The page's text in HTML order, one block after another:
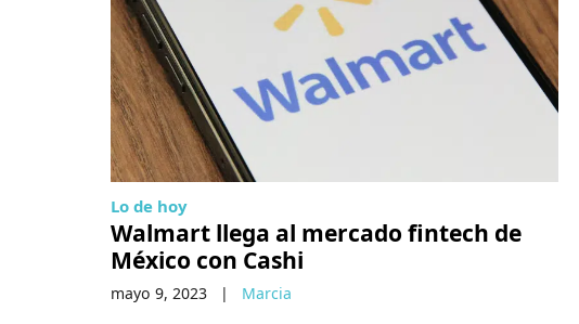
Lo de hoy
Walmart llega al mercado fintech de
México con Cashi
mayo 9, 2023 | Marcia